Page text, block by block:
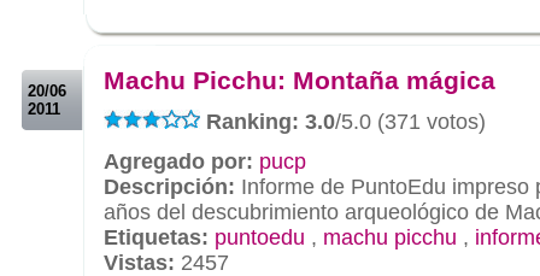
20/06
2011
Machu Picchu: Montaña mágica
Ranking: 3.0/5.0 (371 votos)
Agregado por: pucp
Descripción: Informe de PuntoEdu impreso
años del descubrimiento arqueológico de
Etiquetas: puntoedu , machu picchu ,
Vistas: 2457